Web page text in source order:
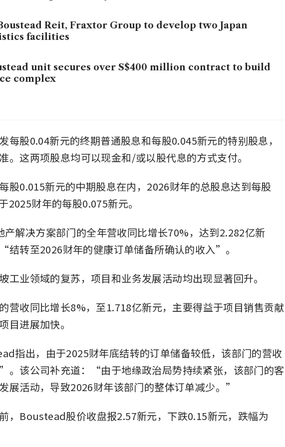
Reit, Fraxtor Group to develop two Japan
facilities
unit secures over S$400 million contract to build
complex
每股0.04新元的终期普通股息和每股0.045新元的特别股息，
。这两项股息均可以现金和/或以股代息的方式支付。
股0.015新元的中期股息在内，2026财年的总股息达到每股
2025财年的每股0.075新元。
解决方案部门的全年营收同比增长70%，达到2.282亿新
结转至2026财年的健康订单储备所确认的收入”。
工业领域的复苏，项目和业务发展活动均出现显著回升。
营收同比增长8%，至1.718亿新元，主要得益于项目销售贡献
目进展加快。
指出，由于2025财年底结转的订单储备较低，该部门的营收
该公司补充道：“由于地缘政治局势持续紧张，该部门的客
展活动，导致2026财年该部门的整体订单减少。”
，Boustead股价收盘报2.57新元，下跌0.15新元，跌幅为